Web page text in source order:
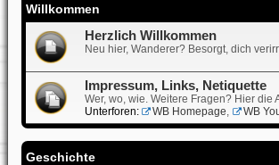
Willkommen
Herzlich Willkommen
Neu hier, Wanderer? Besorgt, dich
Impressum, Links, Netiquette
Wer, wo, wie. Weitere Fragen? Hier die
Unterforen:
WB Homepage, WB
Geschichte